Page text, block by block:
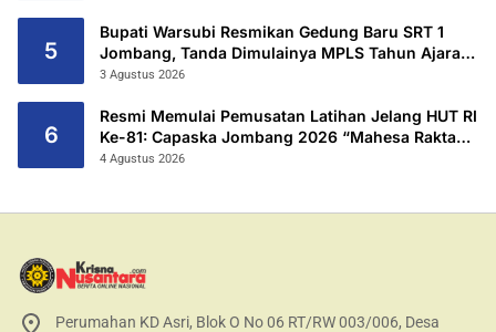
5
Bupati Warsubi Resmikan Gedung Baru SRT 1
Jombang, Tanda Dimulainya MPLS Tahun Ajaran
2026/2027
3 Agustus 2026
6
Resmi Memulai Pemusatan Latihan Jelang HUT RI
Ke-81: Capaska Jombang 2026 “Mahesa Rakta
Garuda Yudha”.
4 Agustus 2026
Perumahan KD Asri, Blok O No 06 RT/RW 003/006, Desa